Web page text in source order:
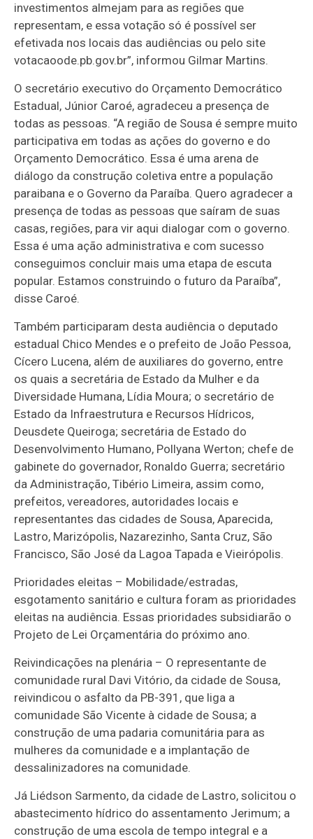
investimentos almejam para as regiões que
representam, e essa votação só é possível ser
efetivada nos locais das audiências ou pelo site
votacaoode.pb.gov.br”, informou Gilmar Martins.
O secretário executivo do Orçamento Democrático
Estadual, Júnior Caroé, agradeceu a presença de
todas as pessoas. “A região de Sousa é sempre muito
participativa em todas as ações do governo e do
Orçamento Democrático. Essa é uma arena de
diálogo da construção coletiva entre a população
paraibana e o Governo da Paraíba. Quero agradecer a
presença de todas as pessoas que saíram de suas
casas, regiões, para vir aqui dialogar com o governo.
Essa é uma ação administrativa e com sucesso
conseguimos concluir mais uma etapa de escuta
popular. Estamos construindo o futuro da Paraíba”,
disse Caroé.
Também participaram desta audiência o deputado
estadual Chico Mendes e o prefeito de João Pessoa,
Cícero Lucena, além de auxiliares do governo, entre
os quais a secretária de Estado da Mulher e da
Diversidade Humana, Lídia Moura; o secretário de
Estado da Infraestrutura e Recursos Hídricos,
Deusdete Queiroga; secretária de Estado do
Desenvolvimento Humano, Pollyana Werton; chefe de
gabinete do governador, Ronaldo Guerra; secretário
da Administração, Tibério Limeira, assim como,
prefeitos, vereadores, autoridades locais e
representantes das cidades de Sousa, Aparecida,
Lastro, Marizópolis, Nazarezinho, Santa Cruz, São
Francisco, São José da Lagoa Tapada e Vieirópolis.
Prioridades eleitas – Mobilidade/estradas,
esgotamento sanitário e cultura foram as prioridades
eleitas na audiência. Essas prioridades subsidiarão o
Projeto de Lei Orçamentária do próximo ano.
Reivindicações na plenária – O representante de
comunidade rural Davi Vitório, da cidade de Sousa,
reivindicou o asfalto da PB-391, que liga a
comunidade São Vicente à cidade de Sousa; a
construção de uma padaria comunitária para as
mulheres da comunidade e a implantação de
dessalinizadores na comunidade.
Já Liédson Sarmento, da cidade de Lastro, solicitou o
abastecimento hídrico do assentamento Jerimum; a
construção de uma escola de tempo integral e a